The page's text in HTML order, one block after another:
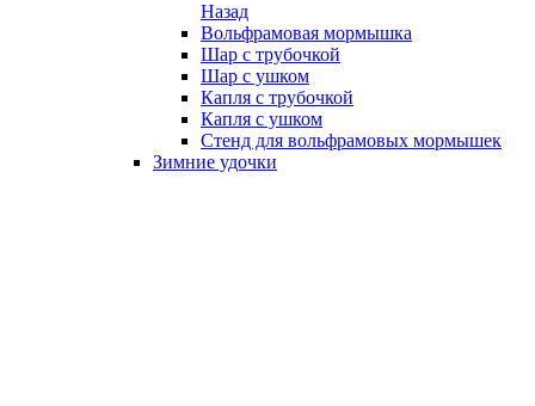
Назад
Вольфрамовая мормышка
Шар с трубочкой
Шар с ушком
Капля с трубочкой
Капля с ушком
Стенд для вольфрамовых мормышек
Зимние удочки